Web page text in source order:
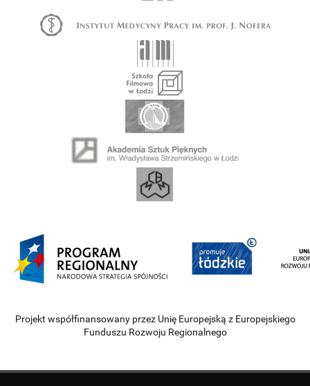
Projekt współfinansowany przez Unię Europejską z Europejskiego
Funduszu Rozwoju Regionalnego